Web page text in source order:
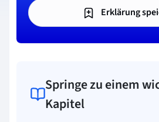
Erklärung
Springe zu einem
Kapitel